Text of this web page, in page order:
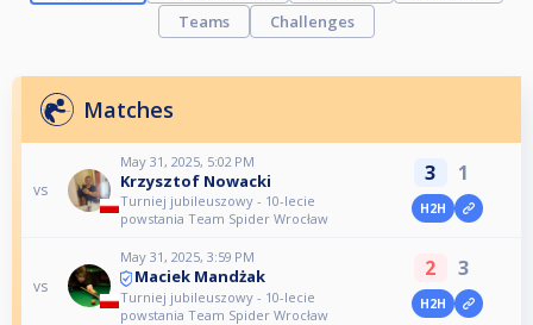
Teams
Challenges
Matches
vs
May 31, 2025, 5:02 PM
Krzysztof Nowacki
Turniej jubileuszowy - 10-lecie
powstania Team Spider Wrocław
3 1
H2H
vs
May 31, 2025, 3:59 PM
Maciek Mandżak
Turniej jubileuszowy - 10-lecie
powstania Team Spider Wrocław
2 3
H2H